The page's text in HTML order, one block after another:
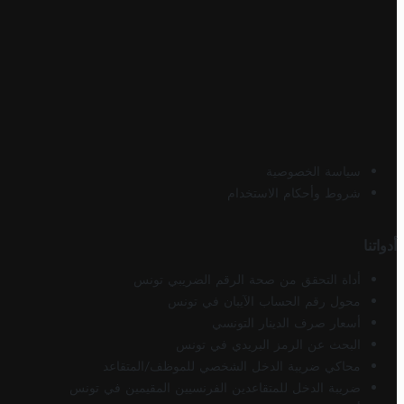
سياسة الخصوصية
شروط وأحكام الاستخدام
أدواتنا
أداة التحقق من صحة الرقم الضريبي تونس
محول رقم الحساب الآيبان في تونس
أسعار صرف الدينار التونسي
البحث عن الرمز البريدي في تونس
محاكي ضريبة الدخل الشخصي للموظف/المتقاعد
ضريبة الدخل للمتقاعدين الفرنسيين المقيمين في تونس